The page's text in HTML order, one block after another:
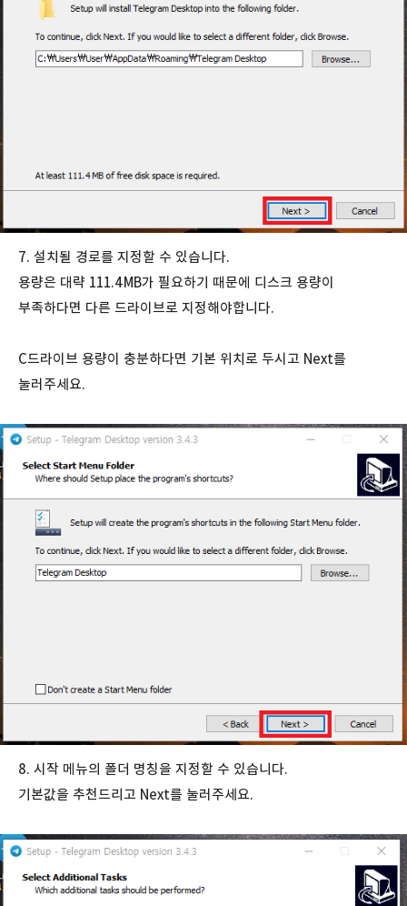
7. 설치될 경로를 지정할 수 있습니다.
용량은 대략 111.4MB가 필요하기 때문에 디스크 용량이
부족하다면 다른 드라이브로 지정해야합니다.
C드라이브 용량이 충분하다면 기본 위치로 두시고 Next를
눌러주세요.
8. 시작 메뉴의 폴더 명칭을 지정할 수 있습니다.
기본값을 추천드리고 Next를 눌러주세요.